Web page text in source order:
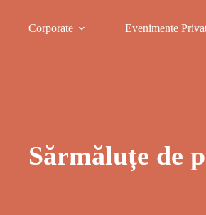
Corporate Evenimente
Sărmăluțe de